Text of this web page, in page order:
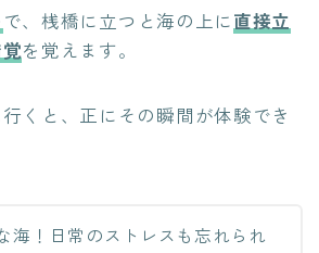
で、桟橋に立つと海の上に直接立
を覚えます。
くと、正にその瞬間が体験でき
海！日常のストレスも忘れられ